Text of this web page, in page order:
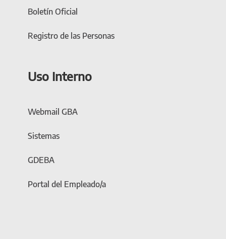
Boletín Oficial
Registro de las Personas
Uso Interno
Webmail GBA
Sistemas
GDEBA
Portal del Empleado/a